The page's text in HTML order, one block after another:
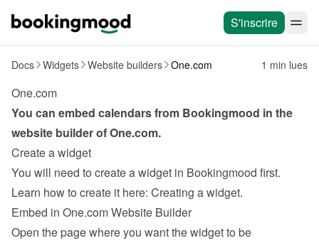
S'inscrire
Docs Widgets Website builders One.com 1 min lues
One.com
You can embed calendars from Bookingmood in the
website builder of One.com.
Create a widget
You will need to create a widget in Bookingmood first.
Learn how to create it here: Creating a widget.
Embed in One.com Website Builder
Open the page where you want the widget to be